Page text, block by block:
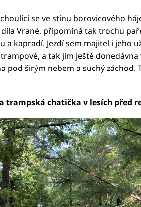
se ve stínu borovicového
Vrané, připomíná tak trochu
a kapradí. Jezdí sem majitel i jeho
a tak jim ještě donedávna
pod širým nebem a suchý záchod.
trampská chatička v lesích před